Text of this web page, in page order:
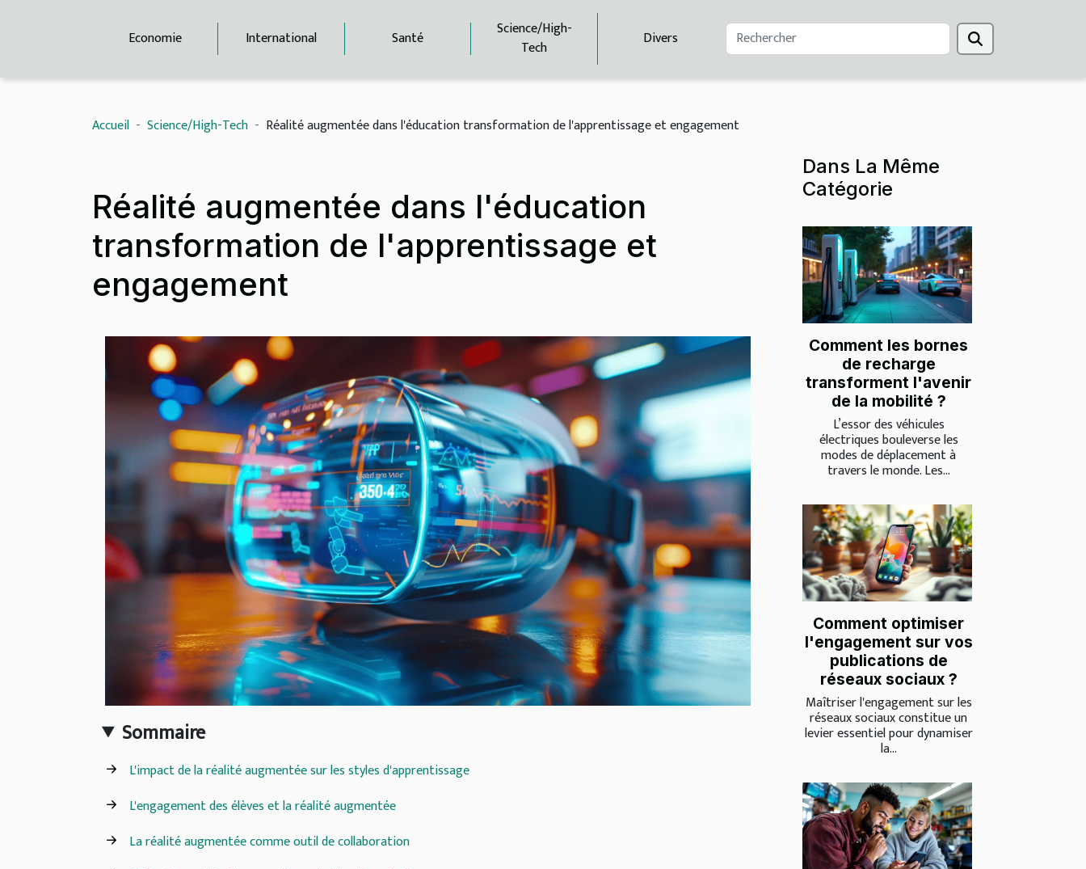
Economie International Santé
Science/High-
Tech
Divers
Accueil Science/High-Tech Réalité augmentée dans l'éducation transformation de l'apprentissage et engagement
Réalité augmentée dans l'éducation
transformation de l'apprentissage et
engagement
Sommaire
L'impact de la réalité augmentée sur les styles d'apprentissage
L'engagement des élèves et la réalité augmentée
La réalité augmentée comme outil de collaboration
Dans La Même
Catégorie
Comment les bornes
de recharge
transforment l'avenir
de la mobilité ?
L’essor des véhicules
électriques bouleverse les
modes de déplacement à
travers le monde. Les...
Comment optimiser
l'engagement sur vos
publications de
réseaux sociaux ?
Maîtriser l'engagement sur les
réseaux sociaux constitue un
levier essentiel pour dynamiser
la...